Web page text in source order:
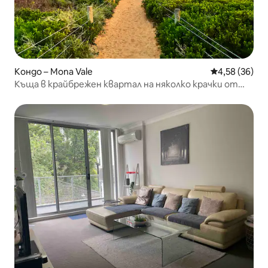
Кондо – Mona Vale Средна
4,58 (36)
Къща в крайбрежен квартал на няколко крачки от